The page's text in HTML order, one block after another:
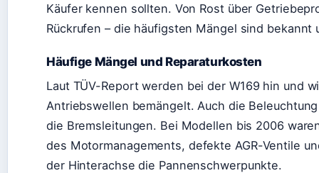
Käufer kennen sollten. Von Rost über
Rückrufen – die häufigsten Mängel sind bekannt
Häufige Mängel und Reparaturkosten
Laut TÜV-Report werden bei der W169 hin und
Antriebswellen bemängelt. Auch die
die Bremsleitungen. Bei Modellen bis 2006
des Motormanagements, defekte AGR-Ventile
der Hinterachse die Pannenschwerpunkte.